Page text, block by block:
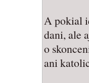
A pokial
dani, ale
o
ani